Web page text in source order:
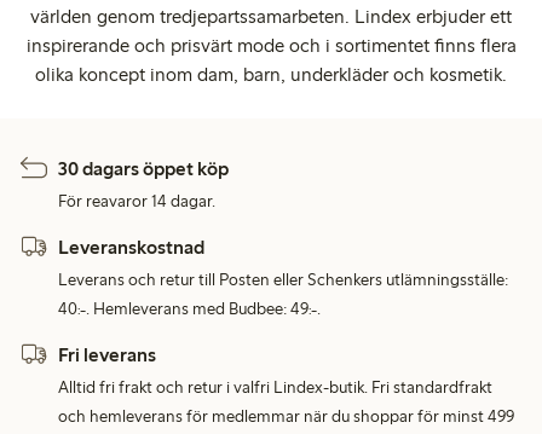
världen genom tredjepartssamarbeten. Lindex erbjuder ett
inspirerande och prisvärt mode och i sortimentet finns flera
olika koncept inom dam, barn, underkläder och kosmetik.
30 dagars öppet köp
För reavaror 14 dagar.
Leveranskostnad
Leverans och retur till Posten eller Schenkers utlämningsställe:
40:-. Hemleverans med Budbee: 49:-.
Fri leverans
Alltid fri frakt och retur i valfri Lindex-butik. Fri standardfrakt
och hemleverans för medlemmar när du shoppar för minst 499